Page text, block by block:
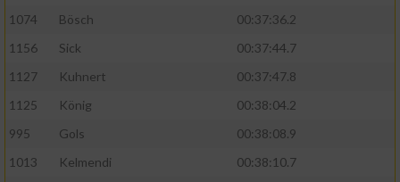
1074
Bösch
00:37:36.2
1156
Sick
00:37:44.7
1127
Kuhnert
00:37:47.8
1125
König
00:38:04.2
995
Gols
00:38:08.9
1013
Kelmendi
00:38:10.7